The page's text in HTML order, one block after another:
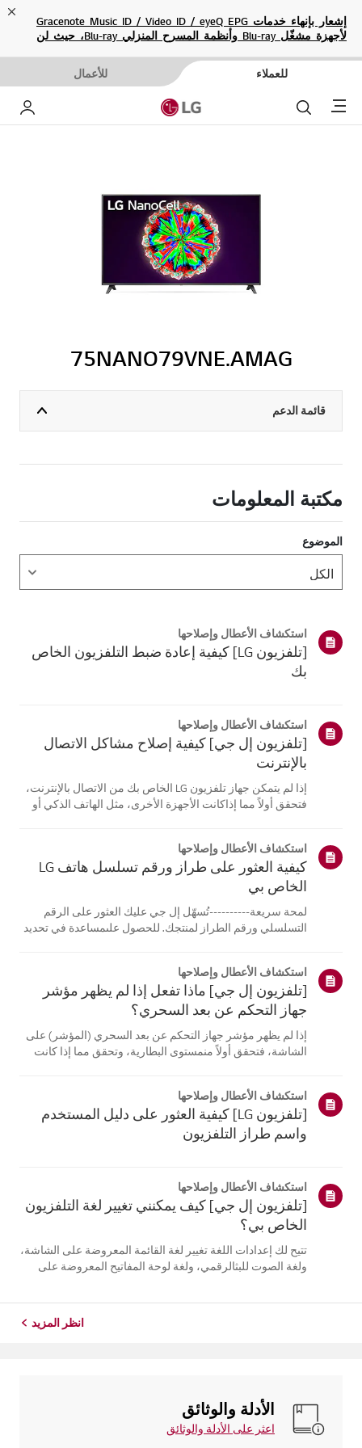
إشعار بإنهاء خدمات Gracenote Music ID / Video ID / eyeQ EPG
لأجهزة مشغّل Blu-ray وأنظمة المسرح المنزلي Blu-ray، حيث لن
للعملاء للأعمال
Menu بحث
75NANO79VNE.AMAG
قائمة الدعم
مكتبة المعلومات
الموضوع
استكشاف الأعطال وإصلاحها
[تلفزيون LG] كيفية إعادة ضبط التلفزيون الخاص
بك
استكشاف الأعطال وإصلاحها
[تلفزيون إل جي] كيفية إصلاح مشاكل الاتصال
بالإنترنت
إذا لم يتمكن جهاز تلفزيون LG الخاص بك من الاتصال بالإنترنت،
فتحقق أولاً مما إذاكانت الأجهزة الأخرى، مثل الهاتف الذكي أو
تكمن في جها...
استكشاف الأعطال وإصلاحها
كيفية العثور على طراز ورقم تسلسل هاتف LG
الخاص بي
لمحة سريعة----------تُسهّل إل جي عليك العثور على الرقم
التسلسلي ورقم الطراز لمنتجك. للحصول علىمساعدة في تحديد
تختلف الصور أو ا...
استكشاف الأعطال وإصلاحها
[تلفزيون إل جي] ماذا تفعل إذا لم يظهر مؤشر
جهاز التحكم عن بعد السحري؟
إذا لم يظهر مؤشر جهاز التحكم عن بعد السحري (المؤشر) على
الشاشة، فتحقق أولاً منمستوى البطارية، وتحقق مما إذا كانت
التلفزيون. أعد تسج...
استكشاف الأعطال وإصلاحها
[تلفزيون LG] كيفية العثور على دليل المستخدم
واسم طراز التلفزيون
استكشاف الأعطال وإصلاحها
[تلفزيون إل جي] كيف يمكنني تغيير لغة التلفزيون
الخاص بي؟
تتيح لك إعدادات اللغة تغيير لغة القائمة المعروضة على الشاشة،
ولغة الصوت للبثالرقمي، ولغة لوحة المفاتيح المعروضة على
انظر المزيد
الأدلة والوثائق
اعثر على الأدلة والوثائق